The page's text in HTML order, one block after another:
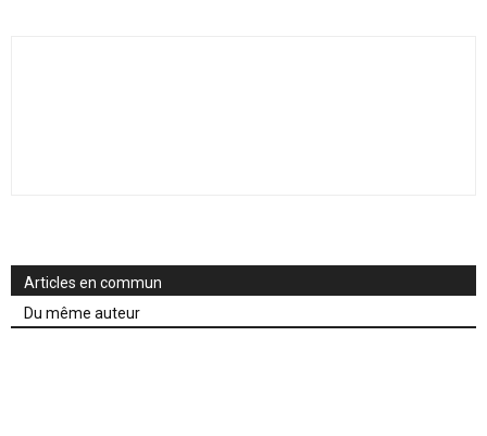
Articles en commun
Du même auteur